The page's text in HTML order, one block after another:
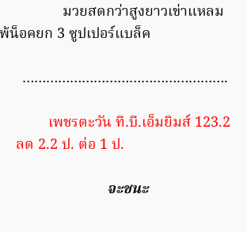
ว่าสูงยาวเข่าแหลม
น็อคยก 3 ซูปเปอร์แบล็ค
เพชรตะวัน ที.บี.เอ็มยิมส์ 123.2
ลด 2.2 ป. ต่อ 1 ป.
จะชนะ